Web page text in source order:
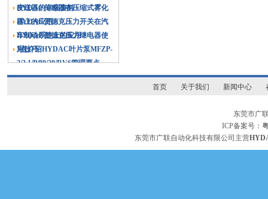
变送器的详细资料
HYDAC传感器在压缩式雾化
器上的应用
HYDAC贺德克压力开关在汽
车制动系统上的应用
HYDAC贺德克压力继电器使
用技巧
5点介绍HYDAC叶片泵MFZP-
2/2.1/P/80/20/RV6管理要点
首页 关于我们 新闻中心
东莞市广
ICP备案号：
东莞市广联自动化科技有限公司主营